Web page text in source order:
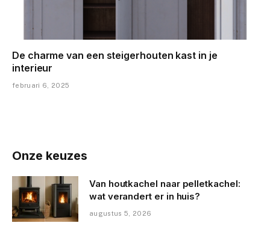
De charme van een steigerhouten kast in je
interieur
februari 6, 2025
Onze keuzes
Van houtkachel naar pelletkachel:
wat verandert er in huis?
augustus 5, 2026